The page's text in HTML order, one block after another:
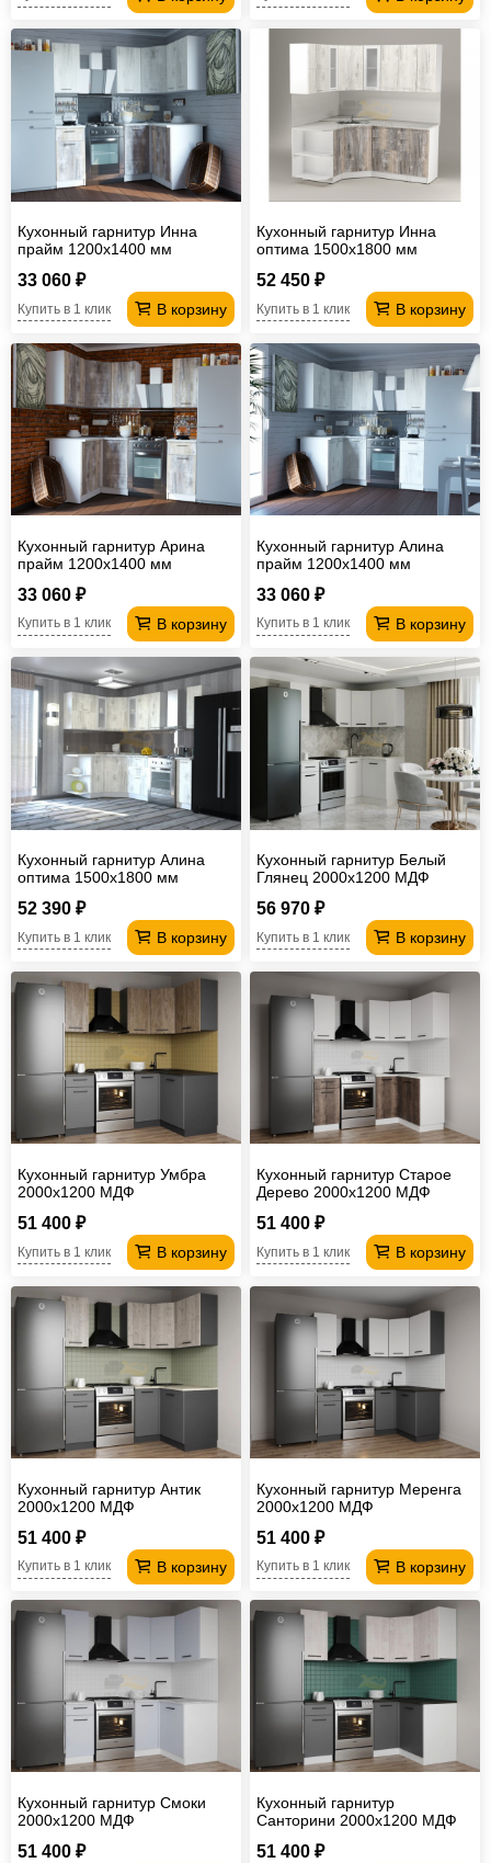
Кухонный гарнитур Инна
прайм 1200х1400 мм
33 060 ₽
В корзину
Купить в 1 клик
Кухонный гарнитур Инна
оптима 1500х1800 мм
52 450 ₽
В корзину
Купить в 1 клик
Кухонный гарнитур Арина
прайм 1200х1400 мм
33 060 ₽
В корзину
Купить в 1 клик
Кухонный гарнитур Алина
прайм 1200х1400 мм
33 060 ₽
В корзину
Купить в 1 клик
Кухонный гарнитур Алина
оптима 1500х1800 мм
52 390 ₽
В корзину
Купить в 1 клик
Кухонный гарнитур Белый
Глянец 2000х1200 МДФ
56 970 ₽
В корзину
Купить в 1 клик
Кухонный гарнитур Умбра
2000х1200 МДФ
51 400 ₽
В корзину
Купить в 1 клик
Кухонный гарнитур Старое
Дерево 2000х1200 МДФ
51 400 ₽
В корзину
Купить в 1 клик
Кухонный гарнитур Антик
2000х1200 МДФ
51 400 ₽
В корзину
Купить в 1 клик
Кухонный гарнитур Меренга
2000х1200 МДФ
51 400 ₽
В корзину
Купить в 1 клик
Кухонный гарнитур Смоки
2000х1200 МДФ
51 400 ₽
Кухонный гарнитур
Санторини 2000х1200 МДФ
51 400 ₽